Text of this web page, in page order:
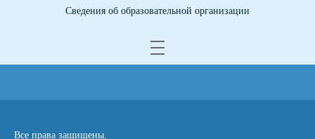
Сведения об образовательной организации
Все права защищены.